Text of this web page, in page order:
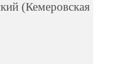
(Кемеровская